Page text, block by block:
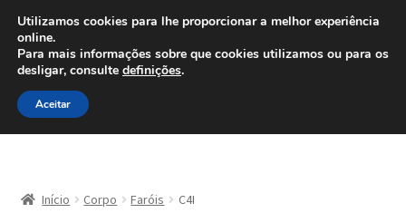
ENVIO a partir de 7 EUR
Ligue para 800 500 626 diariamente
Ir
para
a
Saltar
para
o
Início Corpo Faróis C4I
Utilizamos cookies para lhe proporcionar a melhor experiência
online.
Para mais informações sobre que cookies utilizamos ou para os
desligar, consulte definições.
Aceitar